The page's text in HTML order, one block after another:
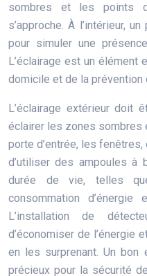
sombres et les points
s’approche. À l’intérieur,
pour simuler une
L’éclairage est un
domicile et de la prévention
L’éclairage extérieur doit
éclairer les zones sombres
porte d’entrée, les
d’utiliser des ampoules à
durée de vie, telles
consommation
L’installation de
d’économiser de l’énergie
en les surprenant. Un bon
précieux pour la sécurité